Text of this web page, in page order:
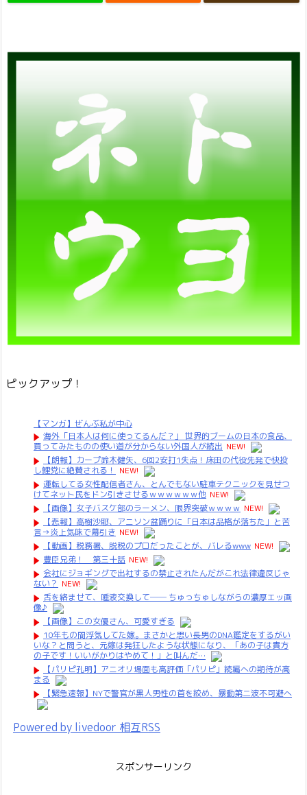
ピックアップ！
【マンガ】ぜんぶ私が中心
海外「日本人は何に使ってるんだ？」 世界的ブームの日本の食品、
買ってみたものの使い道が分からない外国人が続出 NEW!
【朗報】カープ鈴木健矢、6回2安打1失点！床田の代役先発で快投
し鯉党に絶賛される！
NEW!
運転してる女性配信者さん、とんでもない駐車テクニックを見せつ
けてネット民をドン引きさせるｗｗｗｗｗｗ他 NEW!
【画像】女子バスケ部のラーメン、限界突破ｗｗｗｗ NEW!
【悲報】高樹沙耶、アニソン盆踊りに「日本は品格が落ちた」と苦
言→炎上気味で幕引き NEW!
【動画】税務署、脱税のプロだったことが、バレるwww NEW!
豊臣兄弟！ 第三十話 NEW!
会社にジョギングで出社するの禁止されたんだがこれ法律違反じゃ
ない？ NEW!
舌を絡ませて、唾液交換して── ちゅっちゅしながらの濃厚エッ画
像♪
【画像】この女優さん、可愛すぎる
10年もの間浮気してた嫁。まさかと思い長男のDNA鑑定をするがい
いな？と問うと、元嫁は発狂したような状態になり、「あの子は貴方
の子です！いいがかりはやめて！」と叫んだ…
【パリピ孔明】アニオリ場面も高評価「パリピ」続編への期待が高
まる
【緊急速報】NYで警官が黒人男性の首を絞め、暴動第二波不可避へ
Powered by livedoor 相互RSS
スポンサーリンク